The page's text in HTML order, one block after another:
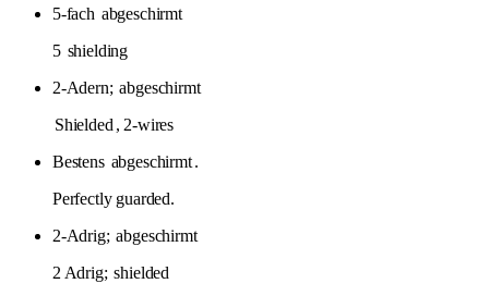
5-fach abgeschirmt
5 shielding
2-Adern; abgeschirmt
Shielded , 2-wires
Bestens abgeschirmt.
Perfectly guarded.
2-Adrig; abgeschirmt
2 Adrig; shielded